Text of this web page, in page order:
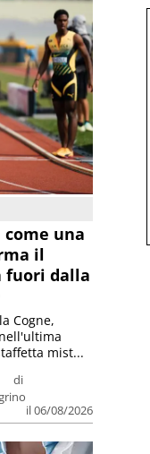
una
il
fuori dalla
di
il 06/08/2026
Cogne,
mist...